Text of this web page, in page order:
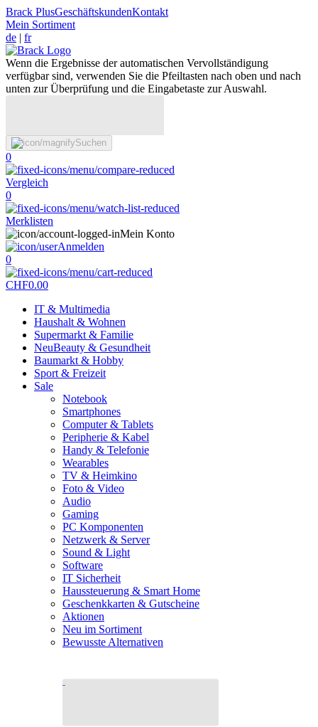
Brack PlusGeschäftskundenKontakt
Mein Sortiment
de | fr
Wenn die Ergebnisse der automatischen Vervollständigung
verfügbar sind, verwenden Sie die Pfeiltasten nach oben und nach
unten zur Überprüfung und die Eingabetaste zur Auswahl.
Suchen
0
Vergleich
0
Merklisten
Mein Konto
Anmelden
0
CHF0.00
IT & Multimedia
Haushalt & Wohnen
Supermarkt & Familie
NeuBeauty & Gesundheit
Baumarkt & Hobby
Sport & Freizeit
Sale
Notebook
Smartphones
Computer & Tablets
Peripherie & Kabel
Handy & Telefonie
Wearables
TV & Heimkino
Foto & Video
Audio
Gaming
PC Komponenten
Netzwerk & Server
Sound & Light
Software
IT Sicherheit
Haussteuerung & Smart Home
Geschenkkarten & Gutscheine
Aktionen
Neu im Sortiment
Bewusste Alternativen